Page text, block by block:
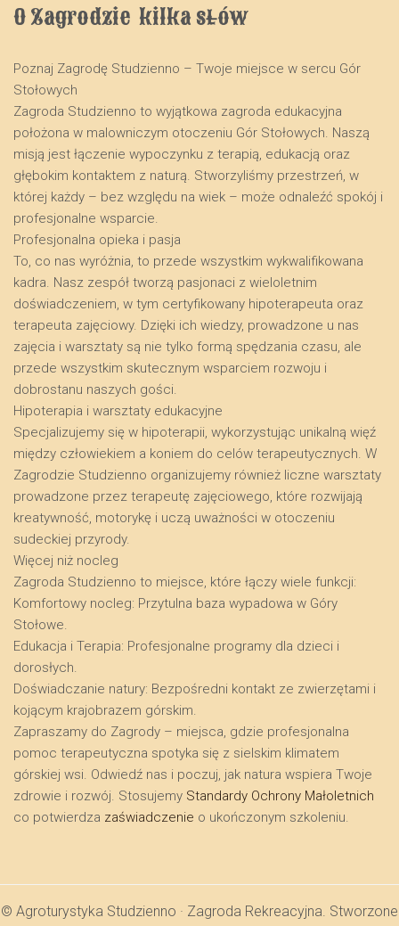
O Zagrodzie  kilka słów
Poznaj Zagrodę Studzienno – Twoje miejsce w sercu Gór
Stołowych
​Zagroda Studzienno to wyjątkowa zagroda edukacyjna
położona w malowniczym otoczeniu Gór Stołowych. Naszą
misją jest łączenie wypoczynku z terapią, edukacją oraz
głębokim kontaktem z naturą. Stworzyliśmy przestrzeń, w
której każdy – bez względu na wiek – może odnaleźć spokój i
profesjonalne wsparcie.
​Profesjonalna opieka i pasja
​To, co nas wyróżnia, to przede wszystkim wykwalifikowana
kadra. Nasz zespół tworzą pasjonaci z wieloletnim
doświadczeniem, w tym certyfikowany hipoterapeuta oraz
terapeuta zajęciowy. Dzięki ich wiedzy, prowadzone u nas
zajęcia i warsztaty są nie tylko formą spędzania czasu, ale
przede wszystkim skutecznym wsparciem rozwoju i
dobrostanu naszych gości.
​Hipoterapia i warsztaty edukacyjne
​Specjalizujemy się w hipoterapii, wykorzystując unikalną więź
między człowiekiem a koniem do celów terapeutycznych. W
Zagrodzie Studzienno organizujemy również liczne warsztaty
prowadzone przez terapeutę zajęciowego, które rozwijają
kreatywność, motorykę i uczą uważności w otoczeniu
sudeckiej przyrody.
​Więcej niż nocleg
​Zagroda Studzienno to miejsce, które łączy wiele funkcji:
​Komfortowy nocleg: Przytulna baza wypadowa w Góry
Stołowe.
​Edukacja i Terapia: Profesjonalne programy dla dzieci i
dorosłych.
​Doświadczanie natury: Bezpośredni kontakt ze zwierzętami i
kojącym krajobrazem górskim.
​Zapraszamy do Zagrody – miejsca, gdzie profesjonalna
pomoc terapeutyczna spotyka się z sielskim klimatem
górskiej wsi. Odwiedź nas i poczuj, jak natura wspiera Twoje
zdrowie i rozwój. Stosujemy Standardy Ochrony Małoletnich
co potwierdza zaświadczenie o ukończonym szkoleniu.
© Agroturystyka Studzienno · Zagroda Rekreacyjna. Stworzone